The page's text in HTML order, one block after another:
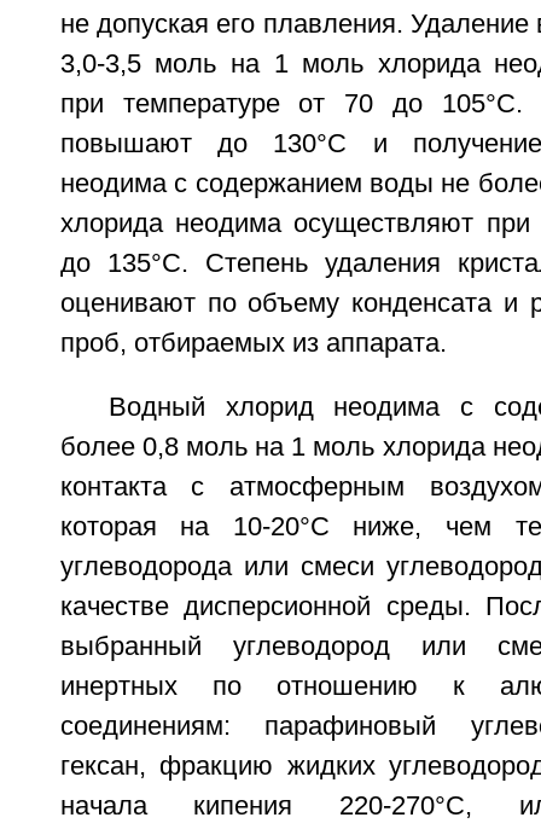
не допуская его плавления.
3,0-3,5 моль на 1 моль хлорида
при температуре от 70 до 105°C.
повышают до 130°C и
неодима с содержанием воды не
хлорида неодима осуществляют при
до 135°C. Степень удаления
оценивают по объему конденсата и
проб, отбираемых из аппарата.
Водный хлорид неодима с
более 0,8 моль на 1 моль хлорида
контакта с атмосферным
которая на 10-20°C ниже, чем
углеводорода или смеси
качестве дисперсионной среды.
выбранный углеводород или
инертных по отношению к
соединениям: парафиновый
гексан, фракцию жидких
начала кипения 220-270°C,